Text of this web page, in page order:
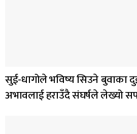
सुई-धागोले भविष्य सिउने बुवाका
अभावलाई हराउँदै संघर्षले लेख्यो